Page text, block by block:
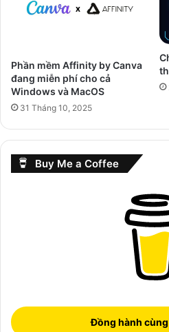
Phần mềm Affinity by Canva
đang miễn phí cho cả
Windows và MacOS
31 Tháng 10, 2025
Buy Me a Coffee
Đồng hành